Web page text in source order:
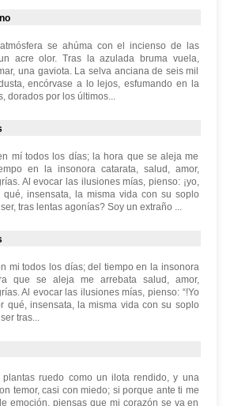
se ahúma con el incienso de las
acre olor. Tras la azulada bruma vuela,
una gaviota. La selva anciana de seis mil
encórvase a lo lejos, esfumando en la
dorados por los últimos...
mí todos los días; la hora que se aleja me
en la insonora catarata, salud, amor,
Al evocar las ilusiones mías, pienso: ¡yo,
insensata, la misma vida con su soplo
tras lentas agonías? Soy un extraño ...
mi todos los días; del tiempo en la insonora
que se aleja me arrebata salud, amor,
Al evocar las ilusiones mías, pienso: “!Yo
qué, insensata, la misma vida con su soplo
tras...
ruedo como un ilota rendido, y una
temor, casi con miedo; si porque ante ti me
emoción, piensas que mi corazón se va en